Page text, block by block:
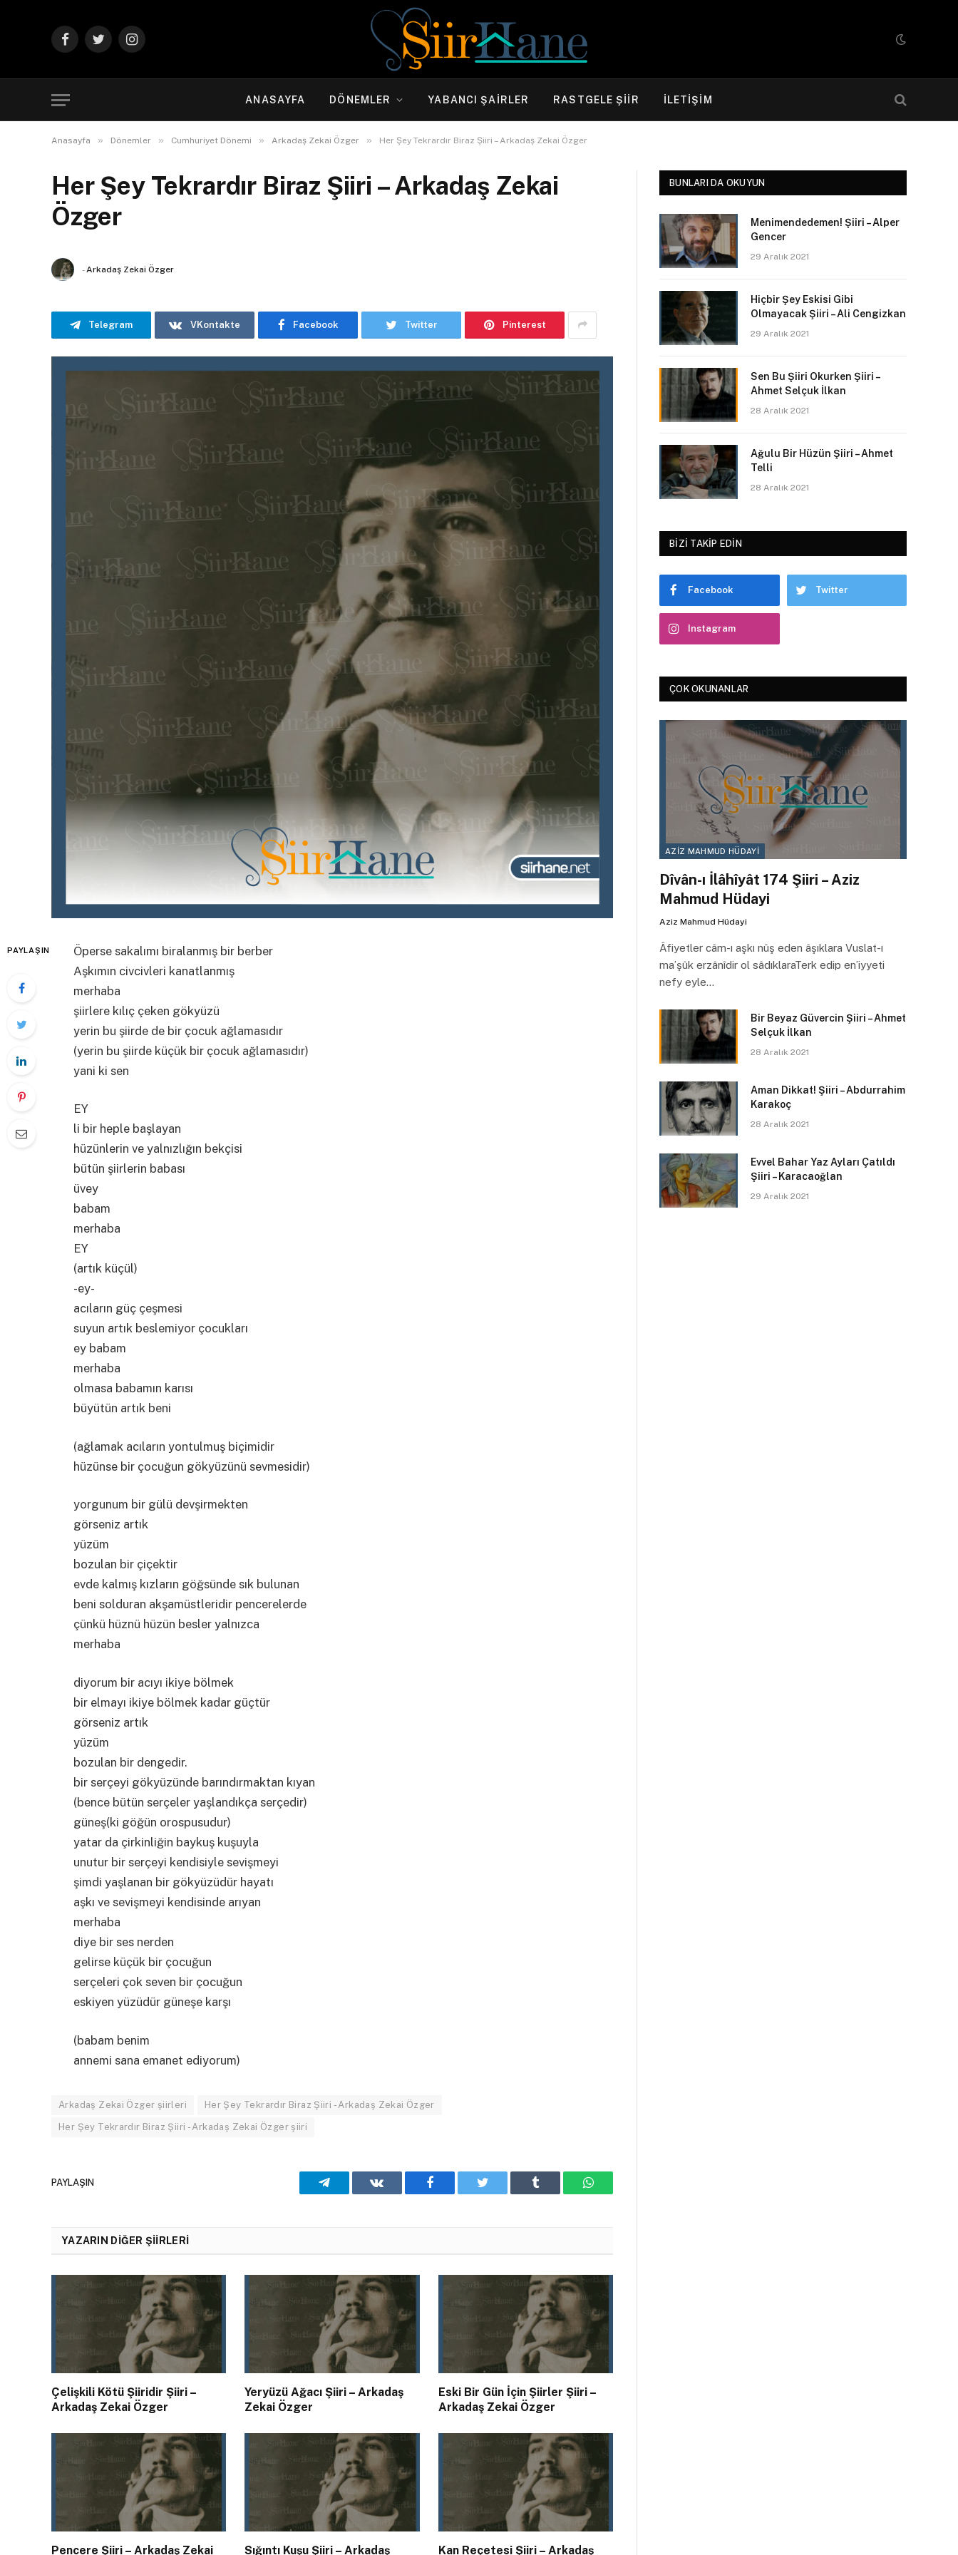
FacebookTwitterInstagram
ANASAYFA DÖNEMLER YABANCI ŞAIRLER RASTGELE ŞIIR İLETIŞIM
Anasayfa » Dönemler » Cumhuriyet Dönemi » Arkadaş Zekai Özger » Her Şey Tekrardır Biraz Şiiri – Arkadaş Zekai Özger
Her Şey Tekrardır Biraz Şiiri – Arkadaş Zekai
Özger
- Arkadaş Zekai Özger
Telegram VKontakte Facebook Twitter Pinterest
PAYLAŞIN
Öperse sakalımı biralanmış bir berber
Aşkımın civcivleri kanatlanmış
merhaba
şiirlere kılıç çeken gökyüzü
yerin bu şiirde de bir çocuk ağlamasıdır
(yerin bu şiirde küçük bir çocuk ağlamasıdır)
yani ki sen
EY
li bir heple başlayan
hüzünlerin ve yalnızlığın bekçisi
bütün şiirlerin babası
üvey
babam
merhaba
EY
(artık küçül)
-ey-
acıların güç çeşmesi
suyun artık beslemiyor çocukları
ey babam
merhaba
olmasa babamın karısı
büyütün artık beni
(ağlamak acıların yontulmuş biçimidir
hüzünse bir çocuğun gökyüzünü sevmesidir)
yorgunum bir gülü devşirmekten
görseniz artık
yüzüm
bozulan bir çiçektir
evde kalmış kızların göğsünde sık bulunan
beni solduran akşamüstleridir pencerelerde
çünkü hüznü hüzün besler yalnızca
merhaba
diyorum bir acıyı ikiye bölmek
bir elmayı ikiye bölmek kadar güçtür
görseniz artık
yüzüm
bozulan bir dengedir.
bir serçeyi gökyüzünde barındırmaktan kıyan
(bence bütün serçeler yaşlandıkça serçedir)
güneş(ki göğün orospusudur)
yatar da çirkinliğin baykuş kuşuyla
unutur bir serçeyi kendisiyle sevişmeyi
şimdi yaşlanan bir gökyüzüdür hayatı
aşkı ve sevişmeyi kendisinde arıyan
merhaba
diye bir ses nerden
gelirse küçük bir çocuğun
serçeleri çok seven bir çocuğun
eskiyen yüzüdür güneşe karşı
(babam benim
annemi sana emanet ediyorum)
Arkadaş Zekai Özger şiirleri Her Şey Tekrardır Biraz Şiiri - Arkadaş Zekai Özger
Her Şey Tekrardır Biraz Şiiri - Arkadaş Zekai Özger şiiri
PAYLAŞIN Telegram VKontakteFacebook Twitter Tumblr WhatsApp
YAZARIN DIĞER ŞIIRLERI
Çelişkili Kötü Şiiridir Şiiri –
Arkadaş Zekai Özger
Yeryüzü Ağacı Şiiri – Arkadaş
Zekai Özger
Eski Bir Gün İçin Şiirler Şiiri –
Arkadaş Zekai Özger
Pencere Şiiri – Arkadaş Zekai Sığıntı Kuşu Şiiri – Arkadaş Kan Reçetesi Şiiri – Arkadaş
BUNLARI DA OKUYUN
Menimendedemen! Şiiri – Alper
Gencer
29 Aralık 2021
Hiçbir Şey Eskisi Gibi
Olmayacak Şiiri – Ali Cengizkan
29 Aralık 2021
Sen Bu Şiiri Okurken Şiiri –
Ahmet Selçuk İlkan
28 Aralık 2021
Ağulu Bir Hüzün Şiiri – Ahmet
Telli
28 Aralık 2021
BIZI TAKIP EDIN
Facebook Twitter
Instagram
ÇOK OKUNANLAR
AZIZ MAHMUD HÜDAYI
Dîvân-ı İlâhîyât 174 Şiiri – Aziz
Mahmud Hüdayi
Aziz Mahmud Hüdayi
Âfiyetler câm-ı aşkı nûş eden âşıklara Vuslat-ı
ma’şûk erzânîdir ol sâdıklaraTerk edip en’iyyeti
nefy eyle…
Bir Beyaz Güvercin Şiiri – Ahmet
Selçuk İlkan
28 Aralık 2021
Aman Dikkat! Şiiri – Abdurrahim
Karakoç
28 Aralık 2021
Evvel Bahar Yaz Ayları Çatıldı
Şiiri – Karacaoğlan
29 Aralık 2021